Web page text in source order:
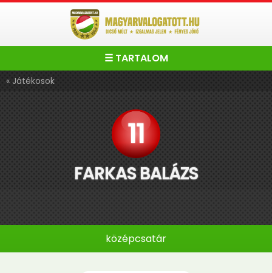
☰ TARTALOM
« Játékosok
11
FARKAS BALÁZS
középcsatár